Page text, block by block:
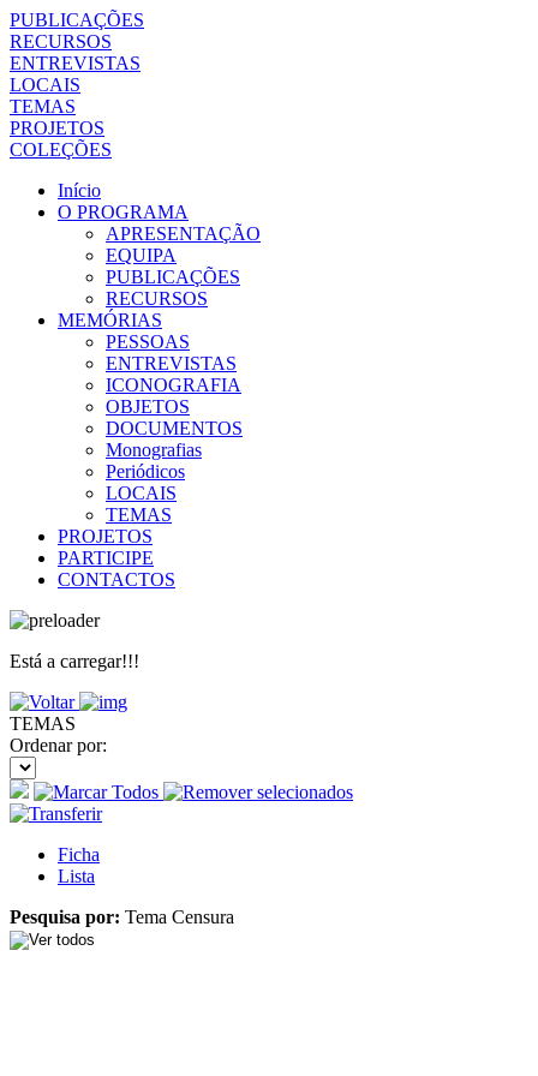
PUBLICAÇÕES
RECURSOS
ENTREVISTAS
LOCAIS
TEMAS
PROJETOS
COLEÇÕES
Início
O PROGRAMA
APRESENTAÇÃO
EQUIPA
PUBLICAÇÕES
RECURSOS
MEMÓRIAS
PESSOAS
ENTREVISTAS
ICONOGRAFIA
OBJETOS
DOCUMENTOS
Monografias
Periódicos
LOCAIS
TEMAS
PROJETOS
PARTICIPE
CONTACTOS
Está a carregar!!!
TEMAS
Ordenar por:
Ficha
Lista
Pesquisa por: Tema Censura